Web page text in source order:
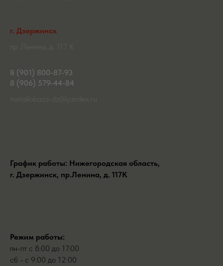
г. Дзержинск
пр. Ленина, д. 117 К
8 (901) 800-87-93
8 (906) 579-44-84
metallobaza-dz@yandex.ru
График работы: Нижегородская область,
г. Дзержинск, пр.Ленина, д. 117К
Режим работы:
пн-пт с 8:00 до 17:00
сб - c 9:00 до 12:00